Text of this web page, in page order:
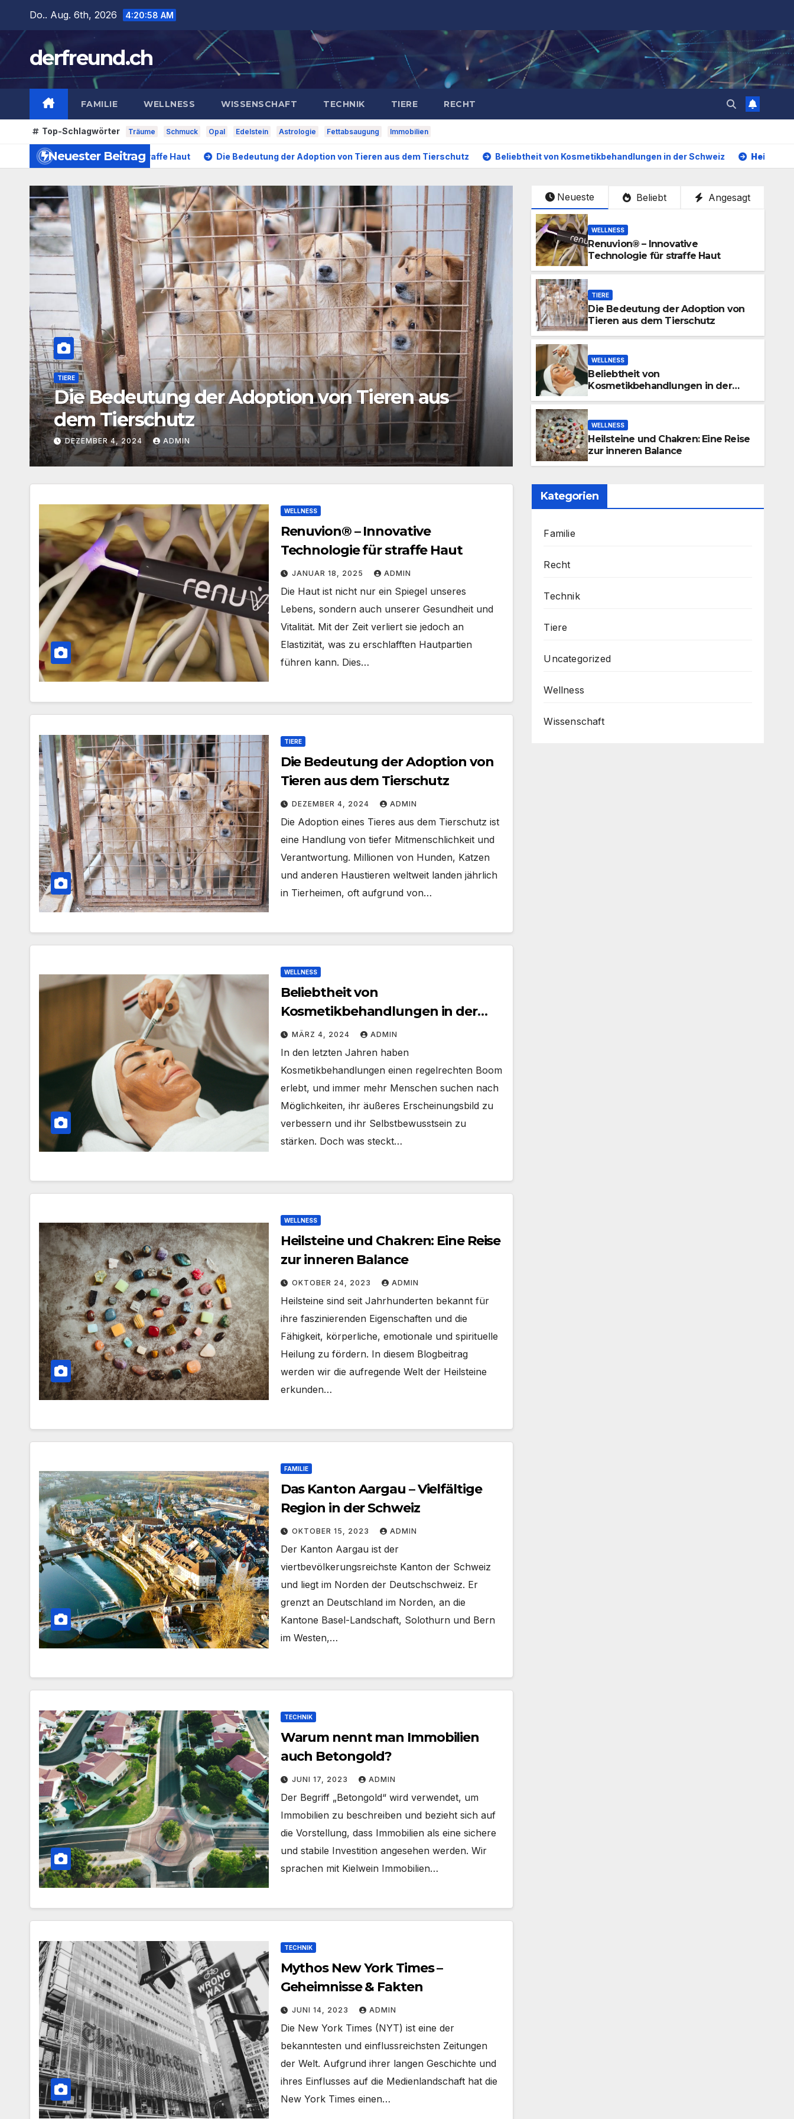
springen
Do.. Aug. 6th, 2026 4:21:00 AM
derfreund.ch
FAMILIE WELLNESS WISSENSCHAFT TECHNIK TIERE RECHT
Top-Schlagwörter Träume Schmuck Opal Edelstein Astrologie Fettabsaugung Immobilien
Neuester Beitrag
Technologie für straffe Haut Die Bedeutung der Adoption von Tieren aus dem Tierschutz Beliebtheit von Kosmetikbehandlungen in der Schweiz Heilsteine und
WELLNESS
Beliebtheit von Kosmetikbehandlungen in der
Schweiz
MÄRZ 4, 2024 ADMIN
WELLNESS
Heilsteine und Chakren:
Balance
OKTOBER 24, 2023 ADMIN
Neueste Beliebt Angesagt
WELLNESS
Renuvion® – Innovative
Technologie für straffe Haut
TIERE
Die Bedeutung der Adoption von
Tieren aus dem Tierschutz
WELLNESS
Beliebtheit von
Kosmetikbehandlungen in der
WELLNESS
Heilsteine und Chakren: Eine Reise
zur inneren Balance
WELLNESS
Renuvion® – Innovative
Technologie für straffe Haut
JANUAR 18, 2025 ADMIN
Die Haut ist nicht nur ein Spiegel unseres
Lebens, sondern auch unserer Gesundheit und
Vitalität. Mit der Zeit verliert sie jedoch an
Elastizität, was zu erschlafften Hautpartien
führen kann. Dies…
TIERE
Die Bedeutung der Adoption von
Tieren aus dem Tierschutz
DEZEMBER 4, 2024 ADMIN
Die Adoption eines Tieres aus dem Tierschutz ist
eine Handlung von tiefer Mitmenschlichkeit und
Verantwortung. Millionen von Hunden, Katzen
und anderen Haustieren weltweit landen jährlich
in Tierheimen, oft aufgrund von…
WELLNESS
Beliebtheit von
Kosmetikbehandlungen in der
Schweiz
MÄRZ 4, 2024 ADMIN
In den letzten Jahren haben
Kosmetikbehandlungen einen regelrechten Boom
erlebt, und immer mehr Menschen suchen nach
Möglichkeiten, ihr äußeres Erscheinungsbild zu
verbessern und ihr Selbstbewusstsein zu
stärken. Doch was steckt…
WELLNESS
Heilsteine und Chakren: Eine Reise
zur inneren Balance
OKTOBER 24, 2023 ADMIN
Heilsteine sind seit Jahrhunderten bekannt für
ihre faszinierenden Eigenschaften und die
Fähigkeit, körperliche, emotionale und spirituelle
Heilung zu fördern. In diesem Blogbeitrag
werden wir die aufregende Welt der Heilsteine
erkunden…
FAMILIE
Das Kanton Aargau – Vielfältige
Region in der Schweiz
OKTOBER 15, 2023 ADMIN
Der Kanton Aargau ist der
viertbevölkerungsreichste Kanton der Schweiz
und liegt im Norden der Deutschschweiz. Er
grenzt an Deutschland im Norden, an die
Kantone Basel-Landschaft, Solothurn und Bern
im Westen,…
TECHNIK
Warum nennt man Immobilien
auch Betongold?
JUNI 17, 2023 ADMIN
Der Begriff „Betongold“ wird verwendet, um
Immobilien zu beschreiben und bezieht sich auf
die Vorstellung, dass Immobilien als eine sichere
und stabile Investition angesehen werden. Wir
sprachen mit Kielwein Immobilien…
TECHNIK
Mythos New York Times –
Geheimnisse & Fakten
JUNI 14, 2023 ADMIN
Die New York Times (NYT) ist eine der
bekanntesten und einflussreichsten Zeitungen
der Welt. Aufgrund ihrer langen Geschichte und
ihres Einflusses auf die Medienlandschaft hat die
New York Times einen…
Kategorien
Familie
Recht
Technik
Tiere
Uncategorized
Wellness
Wissenschaft